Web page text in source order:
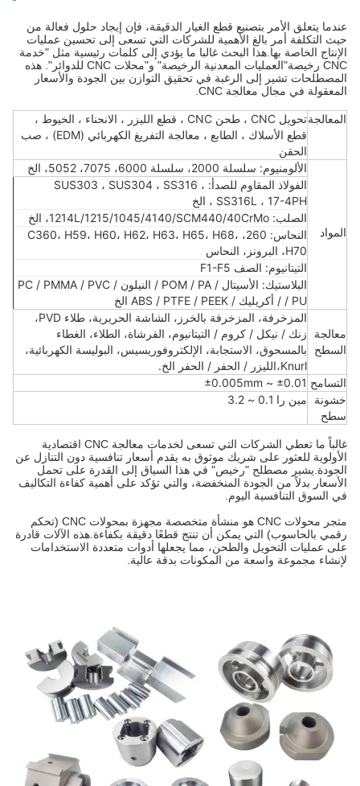
عندما يتعلق الأمر بتصنيع قطع الغيار الدقيقة، فإن إيجاد حلول فعالة من
حيث التكلفة أمر بالغ الأهمية للشركات التي تسعى إلى تحسين عمليات
الإنتاج الخاصة بها.هذا البحث غالبا ما يؤدي إلى كلمات رئيسية مثل "خدمة
CNC رخيصة"العمليات المعدنية الرخيصة" و"محلات CNC للدوائر". هذه
المصطلحات تشير إلى الرغبة في تحقيق التوازن بين الجودة والأسعار
المعقولة في مجال معالجة CNC.
المعالجة
تحويل CNC ، طحن CNC ، قطع الليزر ، الانحناء ، الخيوط ،
قطع الأسلاك ، الطابع ، معالجة التفريغ الكهربائي (EDM) ، صب
الحقن
المواد
الألومنيوم: سلسلة 2000، سلسلة 6000، 7075، 5052، الخ
الفولاذ المقاوم للصدأ: SUS303 ، SUS304 ، SS316 ،
SS316L ، 17-4PH ، الخ
الصلب: 1214L/1215/1045/4140/SCM440/40CrMo، الخ
النحاس: 260، C360، H59، H60، H62، H63، H65، H68،
H70، البرونز، النحاس
التيتانيوم: الصف F1-F5
البلاستيك: الأسيتال / POM / PA / النيلون / PC / PMMA / PVC
/ PU / أكريليك / ABS / PTFE / PEEK الخ
معالجة
السطح
المزخرفة، المزخرفة بالخرز، الشاشة الحريرية، طلاء PVD،
زنك / نيكل / كروم / التيتانيوم، الفرشاة، الطلاء، الغطاء
بالمسحوق، الاستجابة، الإلكتروفوريسيس، البوليسة الكهربائية،
Knurl،الليزر / الحفر / الحفر الخ.
التسامح ±0.01 ~ ±0.005mm
خشونة
سطح
مين را 0.1 ~ 3.2
غالباً ما تعطي الشركات التي تسعى لخدمات معالجة CNC اقتصادية
الأولوية للعثور على شريك موثوق به يقدم أسعار تنافسية دون التنازل عن
الجودة.يشير مصطلح "رخيص" في هذا السياق إلى القدرة على تحمل
الأسعار بدلاً من الجودة المنخفضة، والتي تؤكد على أهمية كفاءة التكاليف
في السوق التنافسية اليوم.
متجر محولات CNC هو منشأة متخصصة مجهزة بمحولات CNC (تحكم
رقمي بالحاسوب) التي يمكن أن تنتج قطعًا دقيقة بكفاءة.هذه الآلات قادرة
على عمليات التحويل والطحن، مما يجعلها أدوات متعددة الاستخدامات
لإنشاء مجموعة واسعة من المكونات بدقة عالية.